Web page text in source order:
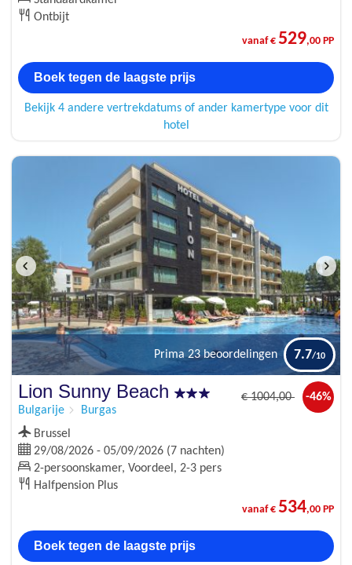
Ontbijt
vanaf € 529,00 PP
Boek tegen de laagste prijs
Bekijk 4 andere vertrekdatums of ander kamertype voor dit
hotel
Prima 23 beoordelingen 7.7
Lion Sunny Beach
Bulgarije Burgas
€1004,00 -46%
Brussel
29/08/2026 - 05/09/2026 (7 nachten)
2-persoonskamer, Voordeel, 2-3 pers
Halfpension Plus
vanaf € 534,00 PP
Boek tegen de laagste prijs